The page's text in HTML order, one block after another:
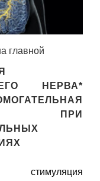
главной
НЕРВА*
ПРИ
стимуляция